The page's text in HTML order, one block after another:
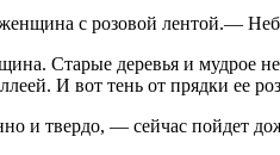
с розовой лентой.—
Старые деревья и мудрое
И вот тень от прядки ее
и твердо, — сейчас пойдет